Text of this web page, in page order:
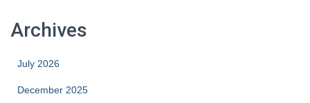
Archives
July 2026
December 2025